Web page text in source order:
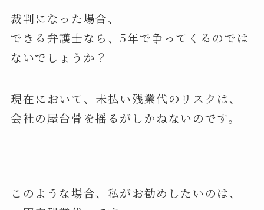
裁判になった場合、
できる弁護士なら、5年で争ってくるのでは
ないでしょうか？
現在において、未払い残業代のリスクは、
会社の屋台骨を揺るがしかねないのです。
このような場合、私がお勧めしたいのは、